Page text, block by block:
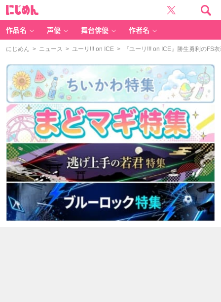
作品名 声優 舞台俳優 作者名
にじめん > ニュース > ユーリ!!! on ICE > 『ユーリ!!! on ICE』勝生勇利のFS